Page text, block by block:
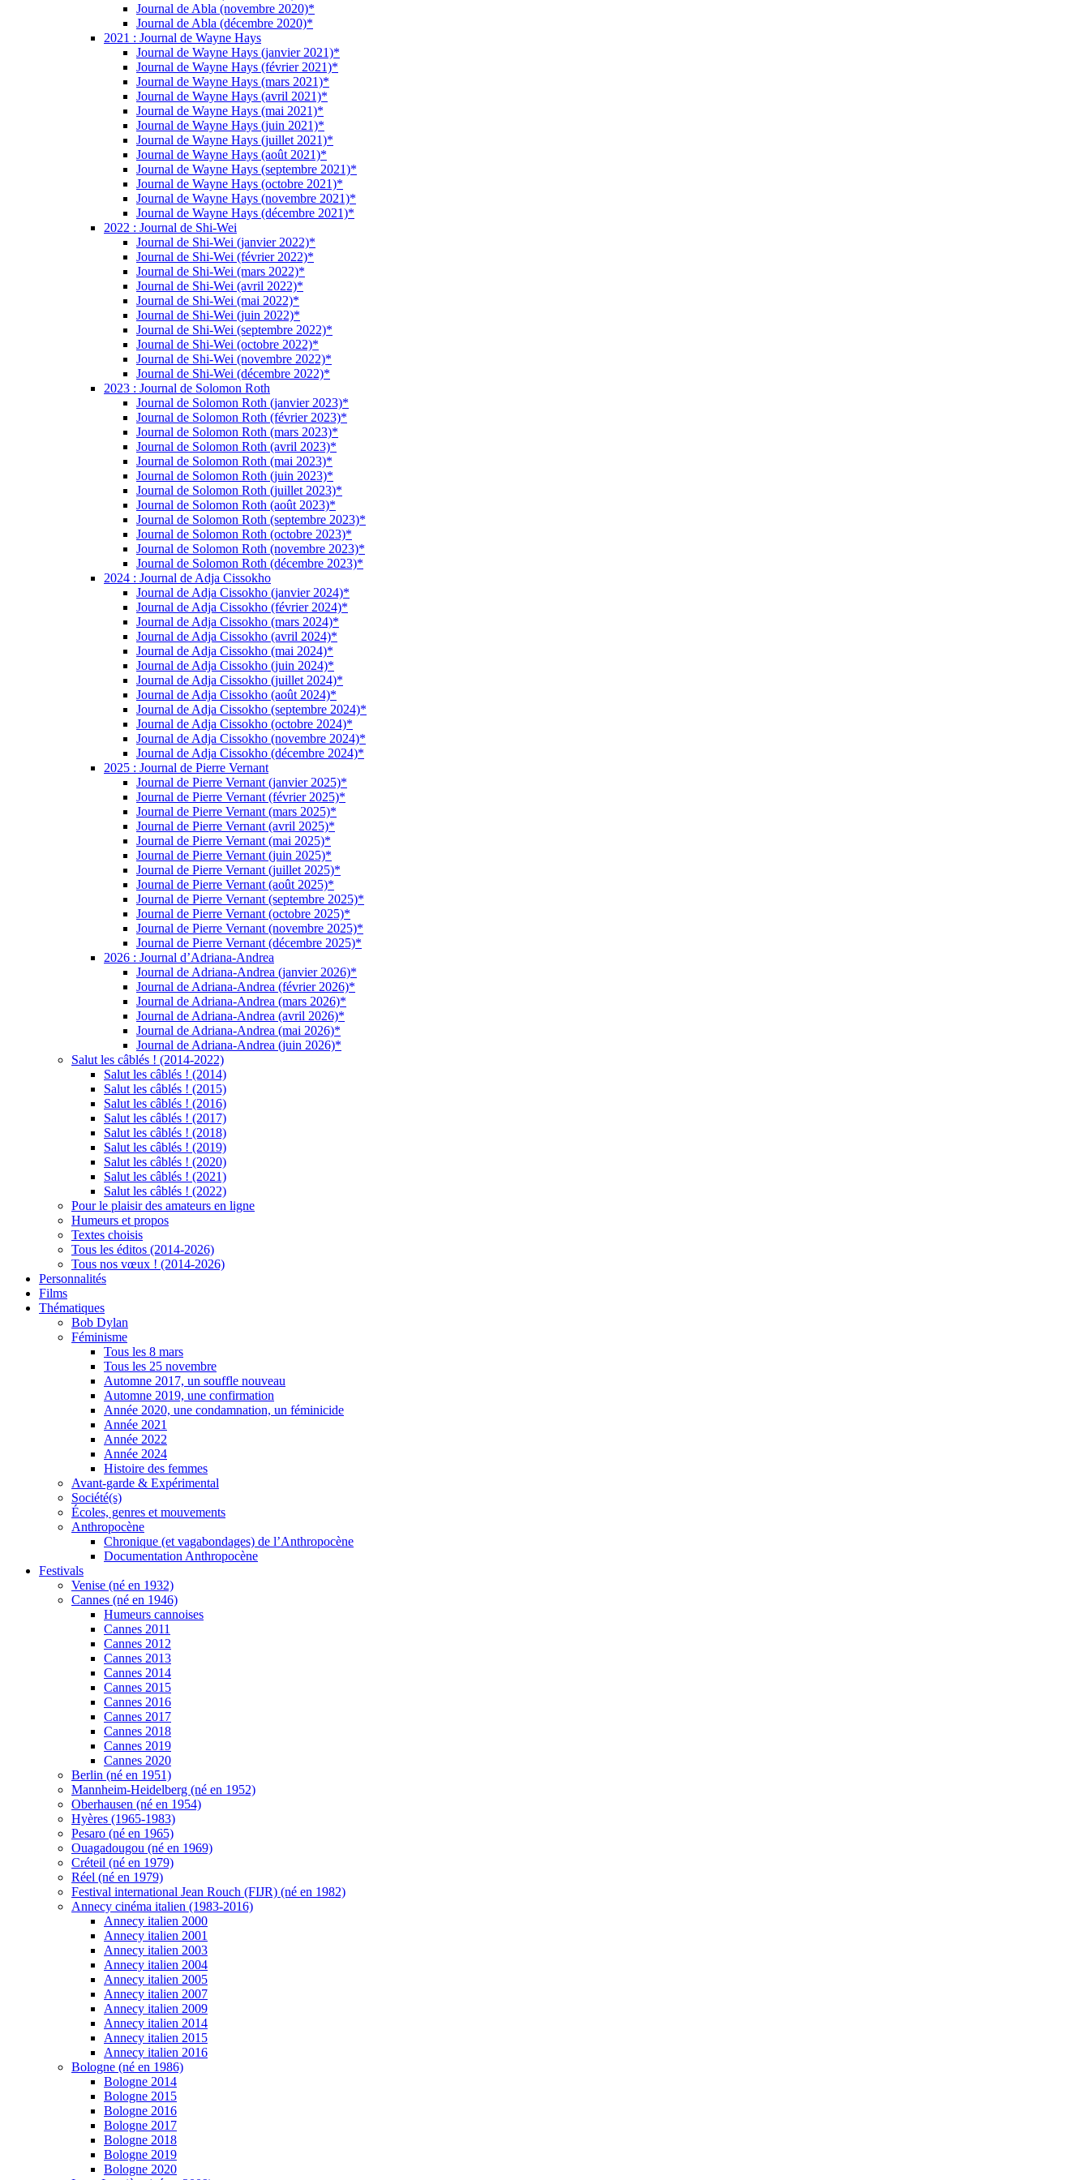
Journal de Abla (novembre 2020)*
Journal de Abla (décembre 2020)*
2021 : Journal de Wayne Hays
Journal de Wayne Hays (janvier 2021)*
Journal de Wayne Hays (février 2021)*
Journal de Wayne Hays (mars 2021)*
Journal de Wayne Hays (avril 2021)*
Journal de Wayne Hays (mai 2021)*
Journal de Wayne Hays (juin 2021)*
Journal de Wayne Hays (juillet 2021)*
Journal de Wayne Hays (août 2021)*
Journal de Wayne Hays (septembre 2021)*
Journal de Wayne Hays (octobre 2021)*
Journal de Wayne Hays (novembre 2021)*
Journal de Wayne Hays (décembre 2021)*
2022 : Journal de Shi-Wei
Journal de Shi-Wei (janvier 2022)*
Journal de Shi-Wei (février 2022)*
Journal de Shi-Wei (mars 2022)*
Journal de Shi-Wei (avril 2022)*
Journal de Shi-Wei (mai 2022)*
Journal de Shi-Wei (juin 2022)*
Journal de Shi-Wei (septembre 2022)*
Journal de Shi-Wei (octobre 2022)*
Journal de Shi-Wei (novembre 2022)*
Journal de Shi-Wei (décembre 2022)*
2023 : Journal de Solomon Roth
Journal de Solomon Roth (janvier 2023)*
Journal de Solomon Roth (février 2023)*
Journal de Solomon Roth (mars 2023)*
Journal de Solomon Roth (avril 2023)*
Journal de Solomon Roth (mai 2023)*
Journal de Solomon Roth (juin 2023)*
Journal de Solomon Roth (juillet 2023)*
Journal de Solomon Roth (août 2023)*
Journal de Solomon Roth (septembre 2023)*
Journal de Solomon Roth (octobre 2023)*
Journal de Solomon Roth (novembre 2023)*
Journal de Solomon Roth (décembre 2023)*
2024 : Journal de Adja Cissokho
Journal de Adja Cissokho (janvier 2024)*
Journal de Adja Cissokho (février 2024)*
Journal de Adja Cissokho (mars 2024)*
Journal de Adja Cissokho (avril 2024)*
Journal de Adja Cissokho (mai 2024)*
Journal de Adja Cissokho (juin 2024)*
Journal de Adja Cissokho (juillet 2024)*
Journal de Adja Cissokho (août 2024)*
Journal de Adja Cissokho (septembre 2024)*
Journal de Adja Cissokho (octobre 2024)*
Journal de Adja Cissokho (novembre 2024)*
Journal de Adja Cissokho (décembre 2024)*
2025 : Journal de Pierre Vernant
Journal de Pierre Vernant (janvier 2025)*
Journal de Pierre Vernant (février 2025)*
Journal de Pierre Vernant (mars 2025)*
Journal de Pierre Vernant (avril 2025)*
Journal de Pierre Vernant (mai 2025)*
Journal de Pierre Vernant (juin 2025)*
Journal de Pierre Vernant (juillet 2025)*
Journal de Pierre Vernant (août 2025)*
Journal de Pierre Vernant (septembre 2025)*
Journal de Pierre Vernant (octobre 2025)*
Journal de Pierre Vernant (novembre 2025)*
Journal de Pierre Vernant (décembre 2025)*
2026 : Journal d’Adriana-Andrea
Journal de Adriana-Andrea (janvier 2026)*
Journal de Adriana-Andrea (février 2026)*
Journal de Adriana-Andrea (mars 2026)*
Journal de Adriana-Andrea (avril 2026)*
Journal de Adriana-Andrea (mai 2026)*
Journal de Adriana-Andrea (juin 2026)*
Salut les câblés ! (2014-2022)
Salut les câblés ! (2014)
Salut les câblés ! (2015)
Salut les câblés ! (2016)
Salut les câblés ! (2017)
Salut les câblés ! (2018)
Salut les câblés ! (2019)
Salut les câblés ! (2020)
Salut les câblés ! (2021)
Salut les câblés ! (2022)
Pour le plaisir des amateurs en ligne
Humeurs et propos
Textes choisis
Tous les éditos (2014-2026)
Tous nos vœux ! (2014-2026)
Personnalités
Films
Thématiques
Bob Dylan
Féminisme
Tous les 8 mars
Tous les 25 novembre
Automne 2017, un souffle nouveau
Automne 2019, une confirmation
Année 2020, une condamnation, un féminicide
Année 2021
Année 2022
Année 2024
Histoire des femmes
Avant-garde & Expérimental
Société(s)
Écoles, genres et mouvements
Anthropocène
Chronique (et vagabondages) de l’Anthropocène
Documentation Anthropocène
Festivals
Venise (né en 1932)
Cannes (né en 1946)
Humeurs cannoises
Cannes 2011
Cannes 2012
Cannes 2013
Cannes 2014
Cannes 2015
Cannes 2016
Cannes 2017
Cannes 2018
Cannes 2019
Cannes 2020
Berlin (né en 1951)
Mannheim-Heidelberg (né en 1952)
Oberhausen (né en 1954)
Hyères (1965-1983)
Pesaro (né en 1965)
Ouagadougou (né en 1969)
Créteil (né en 1979)
Réel (né en 1979)
Festival international Jean Rouch (FIJR) (né en 1982)
Annecy cinéma italien (1983-2016)
Annecy italien 2000
Annecy italien 2001
Annecy italien 2003
Annecy italien 2004
Annecy italien 2005
Annecy italien 2007
Annecy italien 2009
Annecy italien 2014
Annecy italien 2015
Annecy italien 2016
Bologne (né en 1986)
Bologne 2014
Bologne 2015
Bologne 2016
Bologne 2017
Bologne 2018
Bologne 2019
Bologne 2020